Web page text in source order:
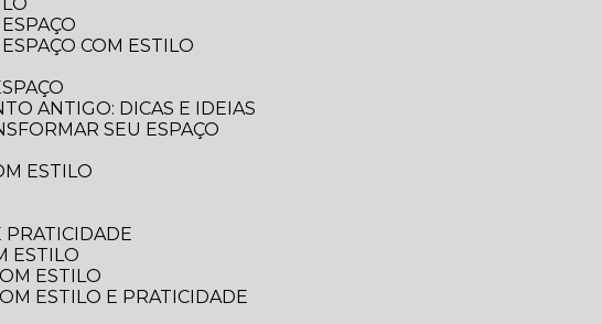
COM ESTILO
ANTIGO: DICAS E IDEIAS
SEU ESPAÇO
ESTILO
PRATICIDADE
ESTILO
ESTILO
ESTILO E PRATICIDADE